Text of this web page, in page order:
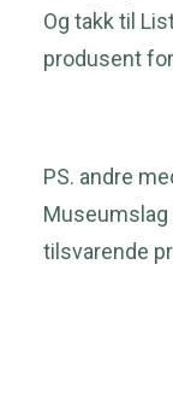
Og takk til
produsent
PS. andre
Museumslag
tilsvarende